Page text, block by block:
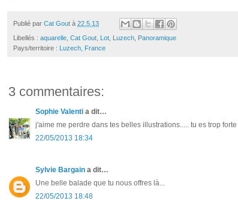
Publié par Cat Gout à 22.5.13
Libellés : aquarelle Cat Gout Lot Luzech Panoramique
Pays/territoire : Luzech, France
3 commentaires:
Sophie Valenti a dit…
j'aime me perdre dans tes belles illustrations..... tu es trop forte
22/05/2013 18:34
Sylvie Bargain a dit…
Une belle balade que tu nous offres là...
22/05/2013 18:48